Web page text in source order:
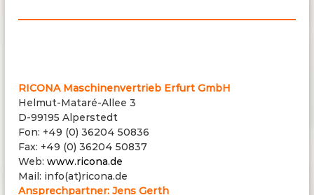
RICONA Maschinenvertrieb Erfurt GmbH
Helmut-Mataré-Allee 3
D-99195 Alperstedt
Fon: +49 (0) 36204 50836
Fax: +49 (0) 36204 50837
Web:www.ricona.de
Mail: info(at)ricona.de
Ansprechpartner: Jens Gerth